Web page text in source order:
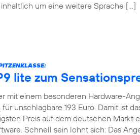
um eine weitere Sprache […]
lite zum
mit einem besonderen Hardware-
für unschlagbare 193 Euro. Damit ist
Preis auf dem deutschen Markt
Schnell sein lohnt sich: Das